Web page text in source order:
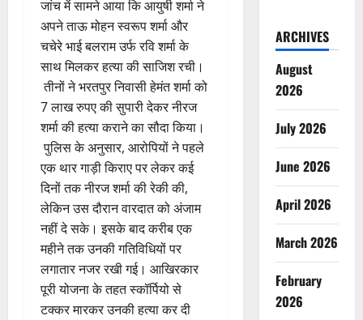
जांच में सामने आया कि आयुषी शर्मा ने
अपने ताऊ मोहन स्वरूप शर्मा और
चचेरे भाई बलराम उर्फ रवि शर्मा के
साथ मिलकर हत्या की साजिश रची।
तीनों ने भरतपुर निवासी हेमंत शर्मा को
7 लाख रुपए की सुपारी देकर नीरज
शर्मा की हत्या कराने का सौदा किया।
पुलिस के अनुसार, आरोपियों ने पहले
एक थार गाड़ी किराए पर लेकर कई
दिनों तक नीरज शर्मा की रेकी की,
लेकिन उस दौरान वारदात को अंजाम
नहीं दे सके। इसके बाद करीब एक
महीने तक उनकी गतिविधियों पर
लगातार नजर रखी गई। आखिरकार
पूरी योजना के तहत स्कॉर्पियो से
टक्कर मारकर उनकी हत्या कर दी
ARCHIVES
August
2026
July 2026
June 2026
April 2026
March 2026
February
2026